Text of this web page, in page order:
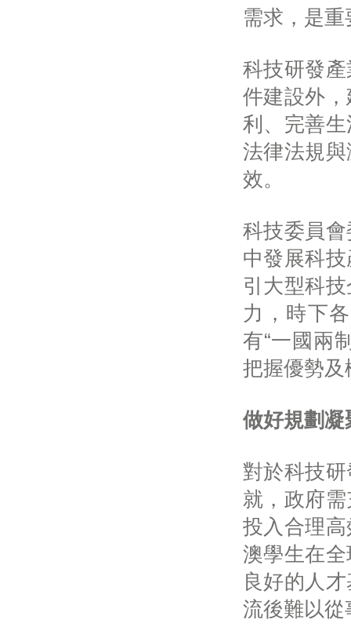
需求，是
科技研發
件建設外
利、完善
法律法規
效。
科技委員
中發展科
引大型科
力，時下
有“一國兩
把握優勢
做好規劃凝
對於科技
就，政府
投入合理
澳學生在
良好的人
流後難以